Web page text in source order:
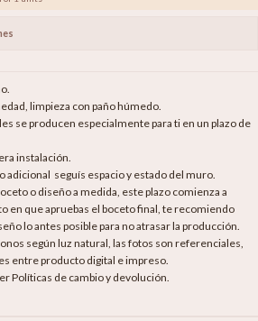
limpieza con paño húmedo.
se producen especialmente para ti en un plazo de
instalación.
adicional seguís espacio y estado del muro.
o diseño a medida, este plazo comienza a
en que apruebas el boceto final, te recomiendo
lo antes posible para no atrasar la producción.
según luz natural, las fotos son referenciales,
entre producto digital e impreso.
Políticas de cambio y devolución.